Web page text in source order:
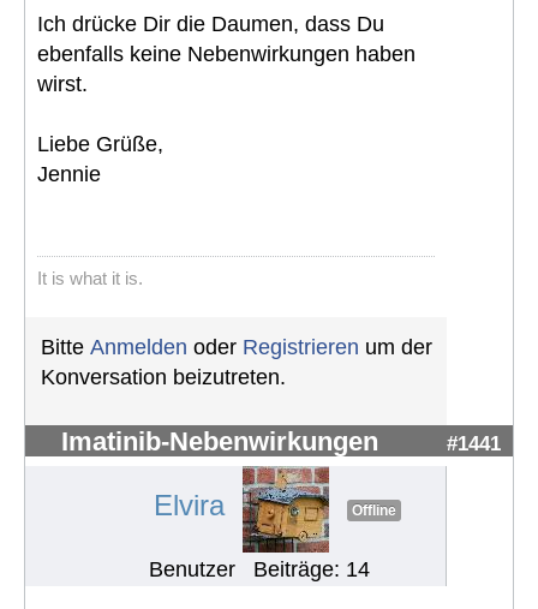
Ich drücke Dir die Daumen, dass Du
ebenfalls keine Nebenwirkungen haben
wirst.
Liebe Grüße,
Jennie
It is what it is.
Bitte Anmelden oder Registrieren um der
Konversation beizutreten.
Imatinib-Nebenwirkungen #1441
Elvira Offline
Benutzer Beiträge: 14